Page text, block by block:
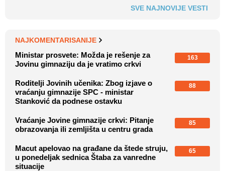
SVE NAJNOVIJE VESTI
NAJKOMENTARISANIJE
Ministar prosvete: Možda je rešenje za
Jovinu gimnaziju da je vratimo crkvi
163
Roditelji Jovinih učenika: Zbog izjave o
vraćanju gimnazije SPC - ministar
Stanković da podnese ostavku
88
Vraćanje Jovine gimnazije crkvi: Pitanje
obrazovanja ili zemljišta u centru grada
85
Macut apelovao na građane da štede struju,
u ponedeljak sednica Štaba za vanredne
situacije
65